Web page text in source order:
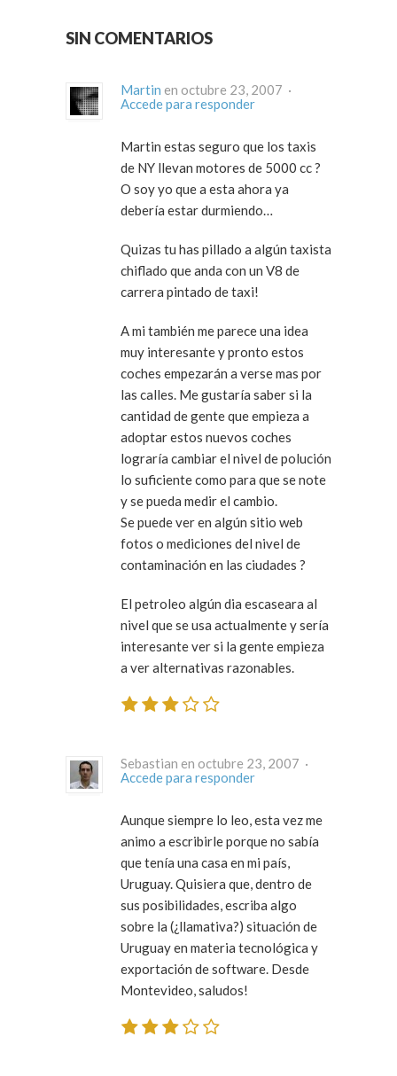
SIN COMENTARIOS
Martin
en octubre 23, 2007 ·
Accede para responder
Martin estas seguro que los taxis
de NY llevan motores de 5000 cc ?
O soy yo que a esta ahora ya
debería estar durmiendo…
Quizas tu has pillado a algún taxista
chiflado que anda con un V8 de
carrera pintado de taxi!
A mi también me parece una idea
muy interesante y pronto estos
coches empezarán a verse mas por
las calles. Me gustaría saber si la
cantidad de gente que empieza a
adoptar estos nuevos coches
lograría cambiar el nivel de polución
lo suficiente como para que se note
y se pueda medir el cambio.
Se puede ver en algún sitio web
fotos o mediciones del nivel de
contaminación en las ciudades ?
El petroleo algún dia escaseara al
nivel que se usa actualmente y sería
interesante ver si la gente empieza
a ver alternativas razonables.
Sebastian en octubre 23, 2007 ·
Accede para responder
Aunque siempre lo leo, esta vez me
animo a escribirle porque no sabía
que tenía una casa en mi país,
Uruguay. Quisiera que, dentro de
sus posibilidades, escriba algo
sobre la (¿llamativa?) situación de
Uruguay en materia tecnológica y
exportación de software. Desde
Montevideo, saludos!